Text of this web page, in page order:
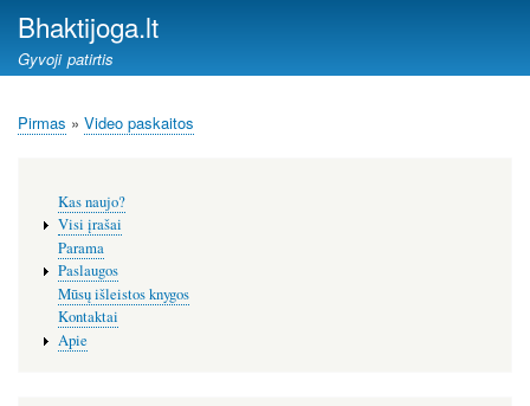
Bhaktijoga.lt
Gyvoji patirtis
Kelias
Pirmas Video paskaitos
meniu
Kas naujo?
Visi įrašai
Parama
Paslaugos
Mūsų išleistos knygos
Kontaktai
Apie